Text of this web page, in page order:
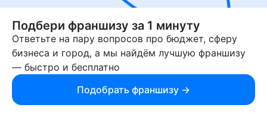
👎 Минусы:
Неустойчивость спроса: тренды быстро
меняются
Нужно постоянно отслеживать новинки
Возможны споры из-за авторских прав, если
Подбери франшизу за 1 минуту
Ответьте на пару вопросов про бюджет, сферу
бизнеса и город, а мы найдём лучшую франшизу
— быстро и бесплатно
Подобрать франшизу →